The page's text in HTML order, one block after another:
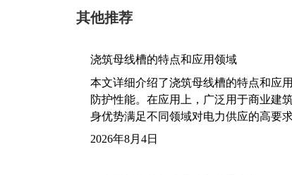
其他推荐
浇筑母线槽的特点和应用领域
本文详细介绍了浇筑母线槽的特点和应
防护性能。在应用上，广泛用于商业建
身优势满足不同领域对电力供应的高要
2026年8月4日